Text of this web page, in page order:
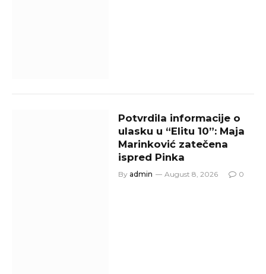
Potvrdila informacije o
ulasku u “Elitu 10”: Maja
Marinković zatečena
ispred Pinka
By admin August 8, 2026 0